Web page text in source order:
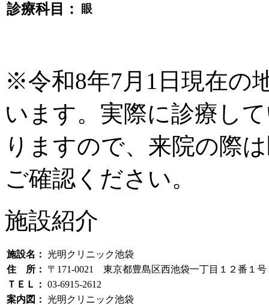
診療科目： 眼
※令和8年7月1日現在の
います。実際に診療し
りますので、来院の際
ご確認ください。
施設紹介
施設名： 光明クリニック池袋
住 所：
〒171-0021 東京都豊島区西池袋一丁目１２番１
ＴＥＬ： 03-6915-2612
案内図： 光明クリニック池袋